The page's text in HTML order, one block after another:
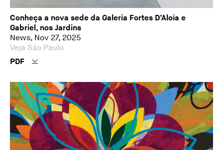
Conheça a nova sede da Galeria Fortes D’Aloia e
Gabriel, nos Jardins
News, Nov 27, 2025
Veja São Paulo
PDF